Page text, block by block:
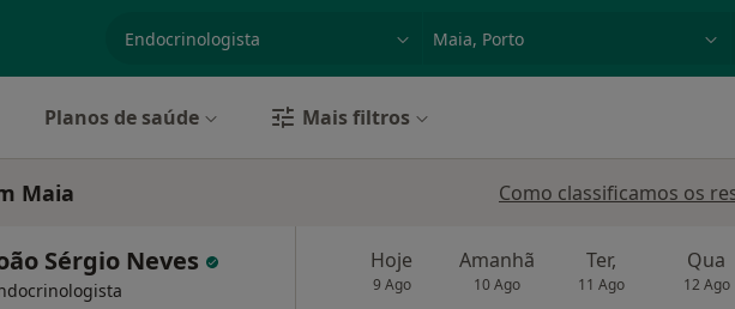
Planos de saúde Mais filtros
Maia Como classificamos os
Sérgio Neves Hoje
9 Ago
Amanhã
10 Ago
Ter,
11 Ago
Qua
12 Ago